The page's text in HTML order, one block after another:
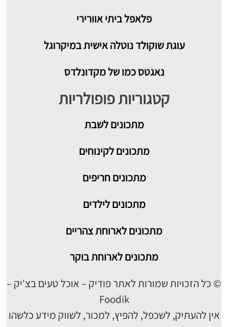
פלאפל ביתי אוורירי
עוגת שוקולד נוטלה אישית במיקרוגל
נאגטס כמו של מקדונלדס
קטגוריות פופולריות
מתכוניםלשבת
מתכונים לקינוחים
מתכונים חריפים
מתכונים לילדים
מתכונים לארוחת צהריים
מתכונים לארוחת בוקר
© כל הזכויות שמורות לאתר פודיק – אוכל טעים בצ'יק –
Foodik
אין להעתיק, לשכפל, להפיץ, למכור, לשווק מידע כלשהו